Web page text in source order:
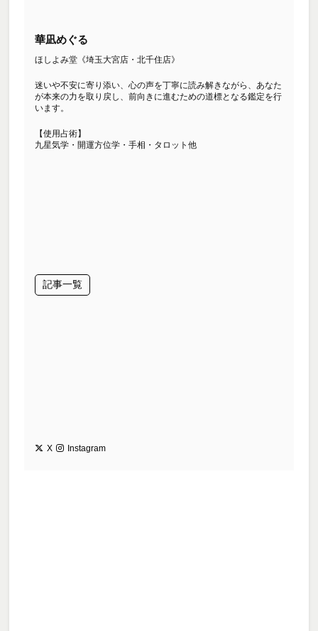
華凪めぐる
ほしよみ堂《埼玉大宮店・北千住店》
迷いや不安に寄り添い、心の声を丁寧に読み解きながら、あなた
が本来の力を取り戻し、前向きに進むための道標となる鑑定を行
います。
【使用占術】
九星気学・開運方位学・手相・タロット他
記事一覧
X Instagram